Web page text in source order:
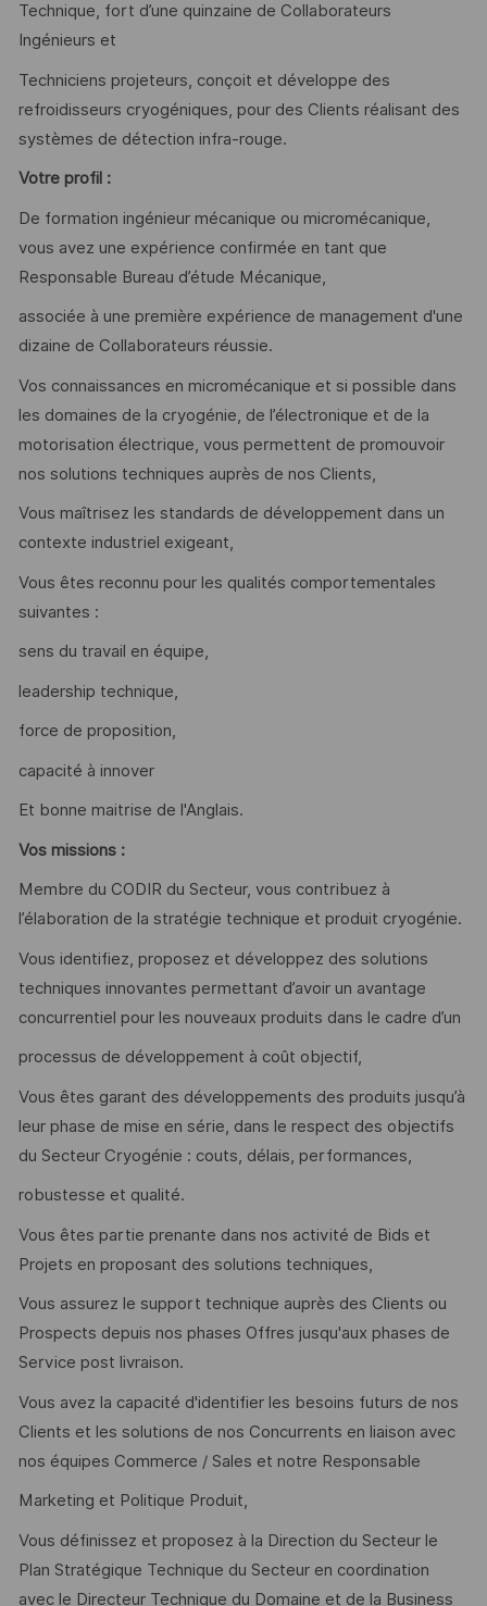
Technique, fort d’une quinzaine de Collaborateurs
Ingénieurs et
Techniciens projeteurs, conçoit et développe des
refroidisseurs cryogéniques, pour des Clients réalisant des
systèmes de détection infra-rouge.
Votre profil :
De formation ingénieur mécanique ou micromécanique,
vous avez une expérience confirmée en tant que
Responsable Bureau d’étude Mécanique,
associée à une première expérience de management d'une
dizaine de Collaborateurs réussie.
Vos connaissances en micromécanique et si possible dans
les domaines de la cryogénie, de l’électronique et de la
motorisation électrique, vous permettent de promouvoir
nos solutions techniques auprès de nos Clients,
Vous maîtrisez les standards de développement dans un
contexte industriel exigeant,
Vous êtes reconnu pour les qualités comportementales
suivantes :
sens du travail en équipe,
leadership technique,
force de proposition,
capacité à innover
Et bonne maitrise de l'Anglais.
Vos missions :
Membre du CODIR du Secteur, vous contribuez à
l’élaboration de la stratégie technique et produit cryogénie.
Vous identifiez, proposez et développez des solutions
techniques innovantes permettant d’avoir un avantage
concurrentiel pour les nouveaux produits dans le cadre d’un
processus de développement à coût objectif,
Vous êtes garant des développements des produits jusqu’à
leur phase de mise en série, dans le respect des objectifs
du Secteur Cryogénie : couts, délais, performances,
robustesse et qualité.
Vous êtes partie prenante dans nos activité de Bids et
Projets en proposant des solutions techniques,
Vous assurez le support technique auprès des Clients ou
Prospects depuis nos phases Offres jusqu'aux phases de
Service post livraison.
Vous avez la capacité d'identifier les besoins futurs de nos
Clients et les solutions de nos Concurrents en liaison avec
nos équipes Commerce / Sales et notre Responsable
Marketing et Politique Produit,
Vous définissez et proposez à la Direction du Secteur le
Plan Stratégique Technique du Secteur en coordination
avec le Directeur Technique du Domaine et de la Business